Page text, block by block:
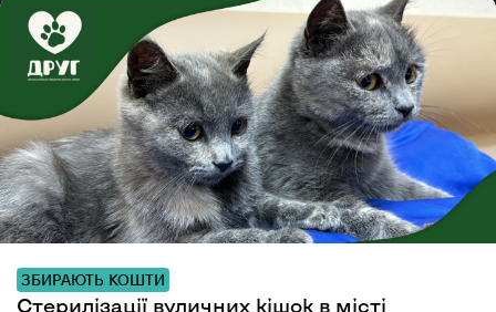
ЗБИРАЮТЬ КОШТИ
Стерилізації вуличних кішок в місті